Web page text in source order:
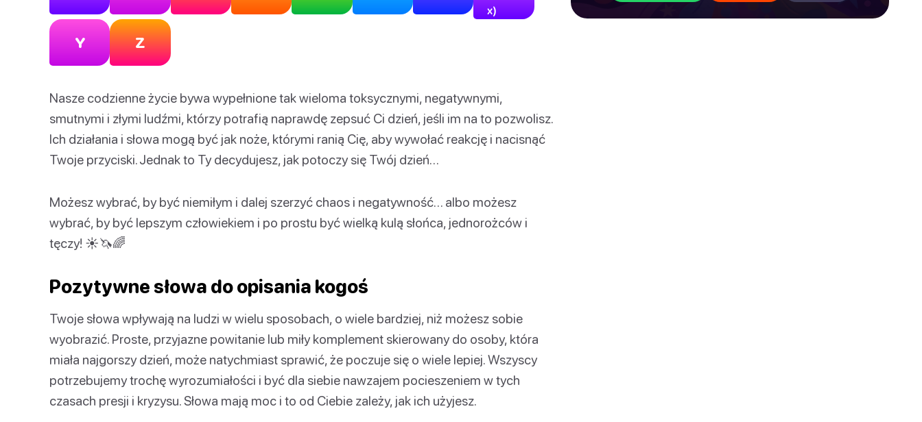
x)
Y Z
Nasze codzienne życie bywa wypełnione tak wieloma toksycznymi, negatywnymi,
smutnymi i złymi ludźmi, którzy potrafią naprawdę zepsuć Ci dzień, jeśli im na to pozwolisz.
Ich działania i słowa mogą być jak noże, którymi ranią Cię, aby wywołać reakcję i nacisnąć
Twoje przyciski. Jednak to Ty decydujesz, jak potoczy się Twój dzień…
Możesz wybrać, by być niemiłym i dalej szerzyć chaos i negatywność… albo możesz
wybrać, by być lepszym człowiekiem i po prostu być wielką kulą słońca, jednorożców i
tęczy! ☀️🦄🌈
Pozytywne słowa do opisania kogoś
Twoje słowa wpływają na ludzi w wielu sposobach, o wiele bardziej, niż możesz sobie
wyobrazić. Proste, przyjazne powitanie lub miły komplement skierowany do osoby, która
miała najgorszy dzień, może natychmiast sprawić, że poczuje się o wiele lepiej. Wszyscy
potrzebujemy trochę wyrozumiałości i być dla siebie nawzajem pocieszeniem w tych
czasach presji i kryzysu. Słowa mają moc i to od Ciebie zależy, jak ich użyjesz.